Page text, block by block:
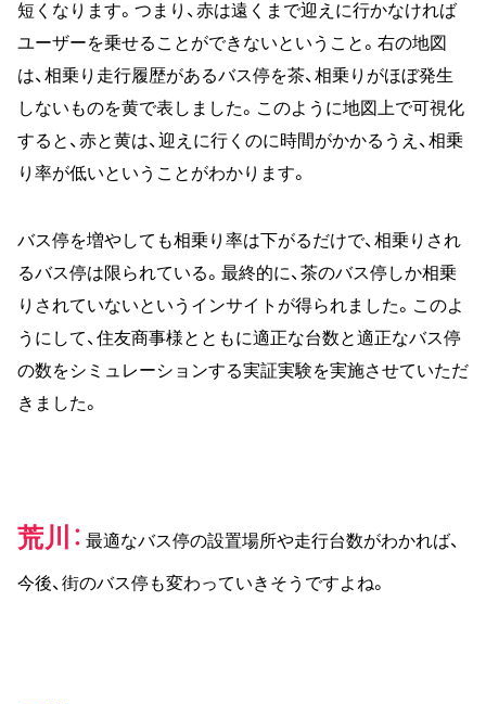
短くなります。つまり、赤は遠くまで迎えに行かなければ
ユーザーを乗せることができないということ。右の地図
は、相乗り走行履歴があるバス停を茶、相乗りがほぼ発生
しないものを黄で表しました。このように地図上で可視化
すると、赤と黄は、迎えに行くのに時間がかかるうえ、相乗
り率が低いということがわかります。
バス停を増やしても相乗り率は下がるだけで、相乗りされ
るバス停は限られている。最終的に、茶のバス停しか相乗
りされていないというインサイトが得られました。このよ
うにして、住友商事様とともに適正な台数と適正なバス停
の数をシミュレーションする実証実験を実施させていただ
きました。
荒川 最適なバス停の設置場所や走行台数がわかれば、
今後、街のバス停も変わっていきそうですよね。